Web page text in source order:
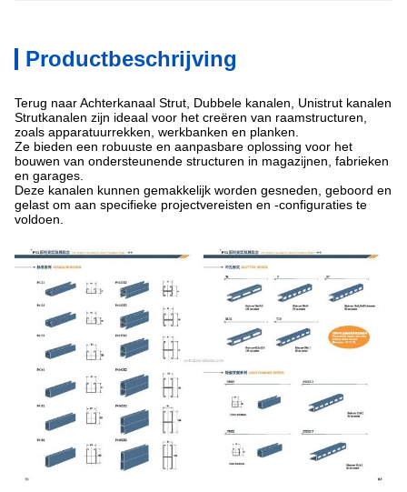
Productbeschrijving
Terug naar Achterkanaal Strut, Dubbele kanalen, Unistrut kanalen
Strutkanalen zijn ideaal voor het creëren van raamstructuren,
zoals apparatuurrekken, werkbanken en planken.
Ze bieden een robuuste en aanpasbare oplossing voor het
bouwen van ondersteunende structuren in magazijnen, fabrieken
en garages.
Deze kanalen kunnen gemakkelijk worden gesneden, geboord en
gelast om aan specifieke projectvereisten en -configuraties te
voldoen.